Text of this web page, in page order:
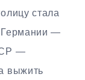
стала
Германии —
—
выжить